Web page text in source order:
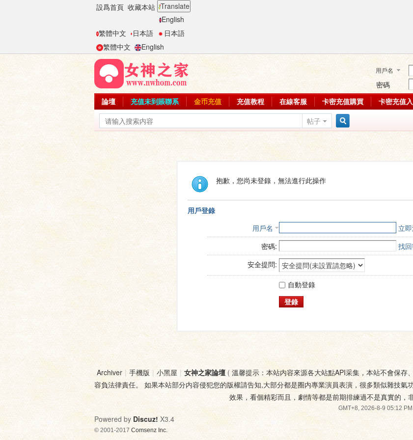
設爲首頁 收藏本站 Translate
English
繁體中文
日本語
日本語
繁體中文
English
用戶名
密碼
論壇 充值未到賬聯系 金币充值 充值教程 在線客服 卡密充值購買 卡密充值
帖子
抱歉，您尚未登錄，無法進行此操作
用戶登錄
用戶名
立
密碼:
找
安全提問:
自動登錄
登錄
Archiver | 手機版 | 小黑屋 | 女神之家論壇( 溫馨提示：本站内容來源各大站點API采集，本站不會保存
容負法律責任。 如果本站部分内容侵犯您的版權請告知,大部分都是圈内專業演員表演，很多類似雜技氣
效果，看個精彩而且，劇情等都是前期排練過不是真實的，
GMT+8, 2026-8-9 05:12 PM
Powered by Discuz! X3.4
© 2001-2017 Comsenz Inc.